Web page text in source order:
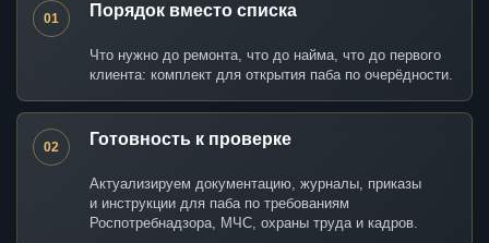
01 Порядок вместо списка
Что нужно до ремонта, что до найма, что до первого
клиента: комплект для открытия паба по очерёдности.
02 Готовность к проверке
Актуализируем документацию, журналы, приказы
и инструкции для паба по требованиям
Роспотребнадзора, МЧС, охраны труда и кадров.